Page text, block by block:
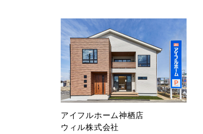
アイフルホーム神栖店
ウィル株式会社